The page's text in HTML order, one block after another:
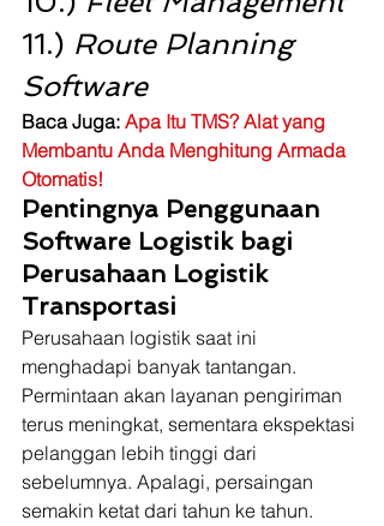
11.) Route Planning
Software
Baca Juga: Apa Itu TMS? Alat yang
Membantu Anda Menghitung Armada
Otomatis!
Pentingnya Penggunaan
Software Logistik bagi
Perusahaan Logistik
Transportasi
Perusahaan logistik saat ini
menghadapi banyak tantangan.
Permintaan akan layanan pengiriman
terus meningkat, sementara ekspektasi
pelanggan lebih tinggi dari
sebelumnya. Apalagi, persaingan
semakin ketat dari tahun ke tahun.